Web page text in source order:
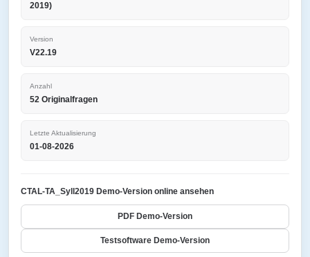
2019)
Version
V22.19
Anzahl
52 Originalfragen
Letzte Aktualisierung
01-08-2026
CTAL-TA_Syll2019 Demo-Version online ansehen
PDF Demo-Version
Testsoftware Demo-Version